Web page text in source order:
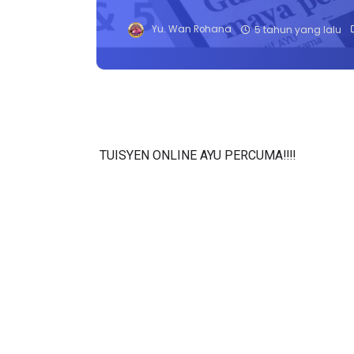
Yu. Wan Rohana 5 tahun yang lalu
TUISYEN ONLINE AYU PERCUMA‼️‼️